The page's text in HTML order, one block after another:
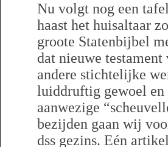
Nu volgt nog een
haast het huisaltaar
groote Statenbijbel
dat nieuwe
andere stichtelijke
luiddruftig gewoel en
aanwezige
bezijden gaan wij
dss gezins. Eén